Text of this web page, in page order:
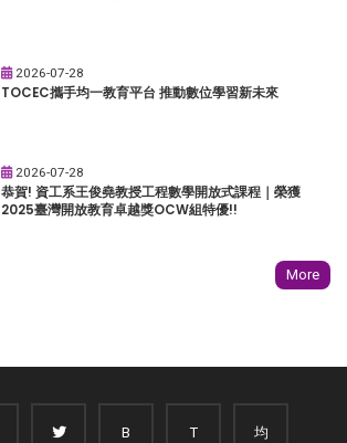
2026-07-28
TOCEC攜手均一教育平台 推動數位學習新未來
2026-07-28
恭賀! 資工系王俊堯教授工程數學開放式課程｜榮獲
2025臺灣開放教育卓越獎OCW組特優!!
More
B T 均